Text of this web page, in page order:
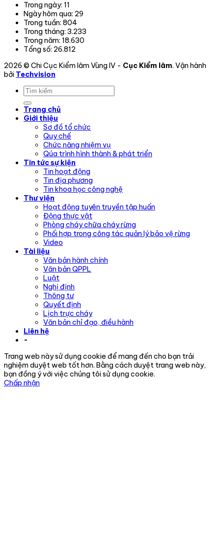
Trong ngày: 11
Ngày hôm qua: 29
Trong tuần: 804
Trong tháng: 3.233
Trong năm: 18.630
Tổng số: 26.812
2026 © Chi Cục Kiểm lâm Vùng IV - Cục Kiểm lâm. Vận hành
bởi Techvision
Trang chủ
Giới thiệu
Sơ đồ tổ chức
Quy chế
Chức năng nhiệm vụ
Qúa trình hình thành & phát triển
Tin tức sự kiện
Tin hoạt động
Tin địa phương
Tin khoa học công nghệ
Thư viện
Hoạt động tuyên truyền tập huấn
Động thực vật
Phòng cháy chữa cháy rừng
Phối hợp trong công tác quản lý bảo vệ rừng
Video
Tài liệu
Văn bản hành chính
Văn bản QPPL
Luật
Nghị định
Thông tư
Quyết định
Lịch trực cháy
Văn bản chỉ đạo, điều hành
Liên hệ
-
Trang web này sử dụng cookie để mang đến cho bạn trải
nghiệm duyệt web tốt hơn. Bằng cách duyệt trang web này,
bạn đồng ý với việc chúng tôi sử dụng cookie.
Chấp nhận